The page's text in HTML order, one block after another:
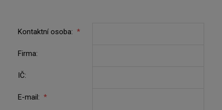
Kontaktní osoba: *
Firma:
IČ:
E-mail: *